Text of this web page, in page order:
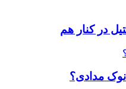
در کنار هم
مدادی؟